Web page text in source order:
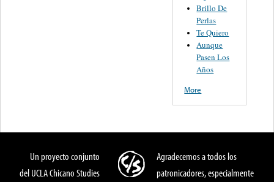
Brillo De
Perlas
Te Quiero
Aunque
Pasen Los
Años
More
Un proyecto conjunto
del UCLA Chicano Studies
Agradecemos a todos los
patronicadores, especialmente